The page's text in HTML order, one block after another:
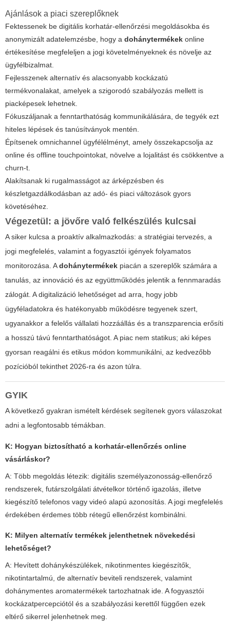
Ajánlások a piaci szereplőknek
Fektessenek be digitális korhatár-ellenőrzési megoldásokba és
anonymizált adatelemzésbe, hogy a dohánytermékek online
értékesítése megfeleljen a jogi követelményeknek és növelje az
ügyfélbizalmat.
Fejlesszenek alternatív és alacsonyabb kockázatú
termékvonalakat, amelyek a szigorodó szabályozás mellett is
piacképesek lehetnek.
Fókuszáljanak a fenntarthatóság kommunikálására, de tegyék ezt
hiteles lépések és tanúsítványok mentén.
Építsenek omnichannel ügyfélélményt, amely összekapcsolja az
online és offline touchpointokat, növelve a lojalitást és csökkentve a
churn-t.
Alakítsanak ki rugalmasságot az árképzésben és
készletgazdálkodásban az adó- és piaci változások gyors
követéséhez.
Végezetül: a jövőre való felkészülés kulcsai
A siker kulcsa a proaktív alkalmazkodás: a stratégiai tervezés, a
jogi megfelelés, valamint a fogyasztói igények folyamatos
monitorozása. Adohánytermékek piacán a szereplők számára a
tanulás, az innováció és az együttműködés jelentik a fennmaradás
zálogát. A digitalizáció lehetőséget ad arra, hogy jobb
ügyféladatokra és hatékonyabb működésre tegyenek szert,
ugyanakkor a felelős vállalati hozzáállás és a transzparencia erősíti
a hosszú távú fenntarthatóságot. A piac nem statikus; aki képes
gyorsan reagálni és etikus módon kommunikálni, az kedvezőbb
pozícióból tekinthet 2026-ra és azon túlra.
GYIK
A következő gyakran ismételt kérdések segítenek gyors válaszokat
adni a legfontosabb témákban.
K: Hogyan biztosítható a korhatár-ellenőrzés online
vásárláskor?
A: Több megoldás létezik: digitális személyazonosság-ellenőrző
rendszerek, futárszolgálati átvételkor történő igazolás, illetve
kiegészítő telefonos vagy videó alapú azonosítás. A jogi megfelelés
érdekében érdemes több rétegű ellenőrzést kombinálni.
K: Milyen alternatív termékek jelenthetnek növekedési
lehetőséget?
A: Hevített dohánykészülékek, nikotinmentes kiegészítők,
nikotintartalmú, de alternatív beviteli rendszerek, valamint
dohánymentes aromatermékek tartozhatnak ide. A fogyasztói
kockázatpercepciótól és a szabályozási kerettől függően ezek
eltérő sikerrel jelenhetnek meg.